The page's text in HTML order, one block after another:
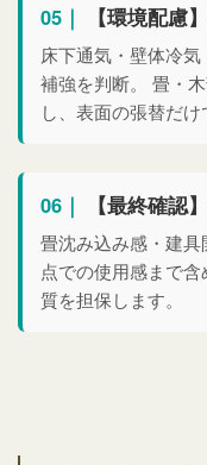
05｜ 【環境配慮
床下通気・壁体冷
補強を判断。 畳・
し、表面の張替だけ
06｜ 【最終確認
畳沈み込み感・建
点での使用感まで
質を担保します。